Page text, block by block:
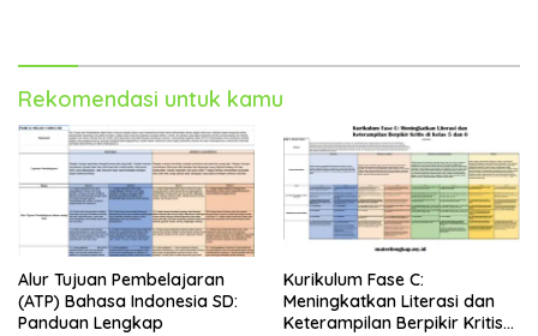
Rekomendasi untuk kamu
Alur Tujuan Pembelajaran
(ATP) Bahasa Indonesia SD:
Panduan Lengkap
Kurikulum Fase C:
Meningkatkan Literasi dan
Keterampilan Berpikir Kritis